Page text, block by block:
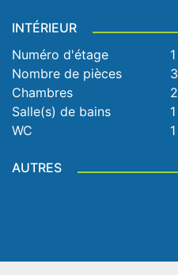
INTÉRIEUR
Numéro d'étage
1
Nombre de pièces
3
Chambres
2
Salle(s) de bains
1
WC
1
AUTRES